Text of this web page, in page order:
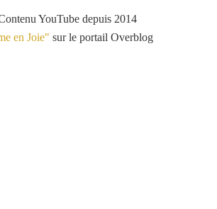
YouTube depuis 2014
en Joie" sur le portail Overblog